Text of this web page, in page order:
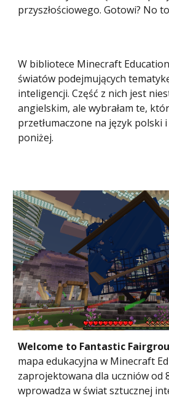
przyszłościowego. Gotowi? No
W bibliotece Minecraft
światów podejmujących
inteligencji. Część z nich jest
angielskim, ale wybrałam te,
przetłumaczone na język polski
poniżej.
Welcome to Fantastic
mapa edukacyjna w Minecraft
zaprojektowana dla uczniów od
wprowadza w świat sztucznej